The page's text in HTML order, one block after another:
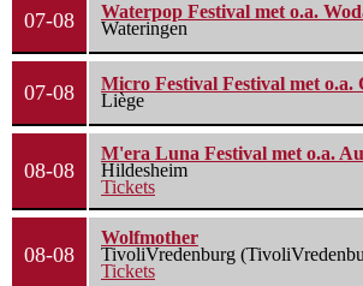
07-08
Waterpop Festival met o.a.
Wateringen
07-08
Micro Festival Festival met o.a.
Liège
08-08
M'era Luna Festival met o.a.
Hildesheim
Tickets
08-08
Wolfmother
TivoliVredenburg
Tickets